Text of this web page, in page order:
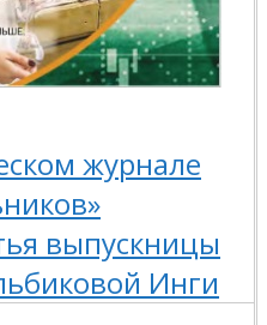
журнале
выпускницы
Инги